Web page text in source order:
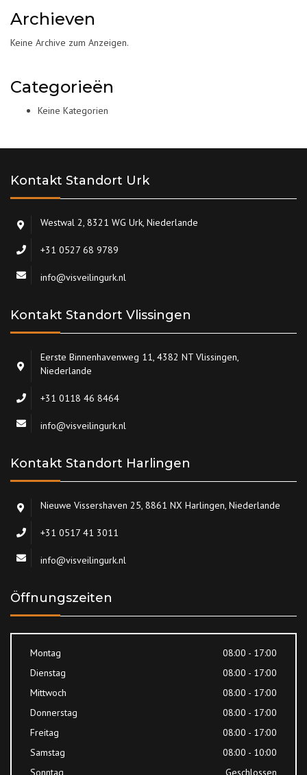
Archieven
Keine Archive zum Anzeigen.
Categorieën
Keine Kategorien
Kontakt Standort Urk
Westwal 2, 8321 WG Urk, Niederlande
+31 0527 68 9789
info@visveilingurk.nl
Kontakt Standort Vlissingen
Eerste Binnenhavenweg 11, 4382 NT Vlissingen,
Niederlande
+31 0118 46 8464
info@visveilingurk.nl
Kontakt Standort Harlingen
Nieuwe Vissershaven 25, 8861 NX Harlingen, Niederlande
+31 0517 41 3011
info@visveilingurk.nl
Öffnungszeiten
Montag
08:00 - 17:00
Dienstag
08:00 - 17:00
Mittwoch
08:00 - 17:00
Donnerstag
08:00 - 17:00
Freitag
08:00 - 17:00
Samstag
08:00 - 10:00
Sonntag
Geschlossen